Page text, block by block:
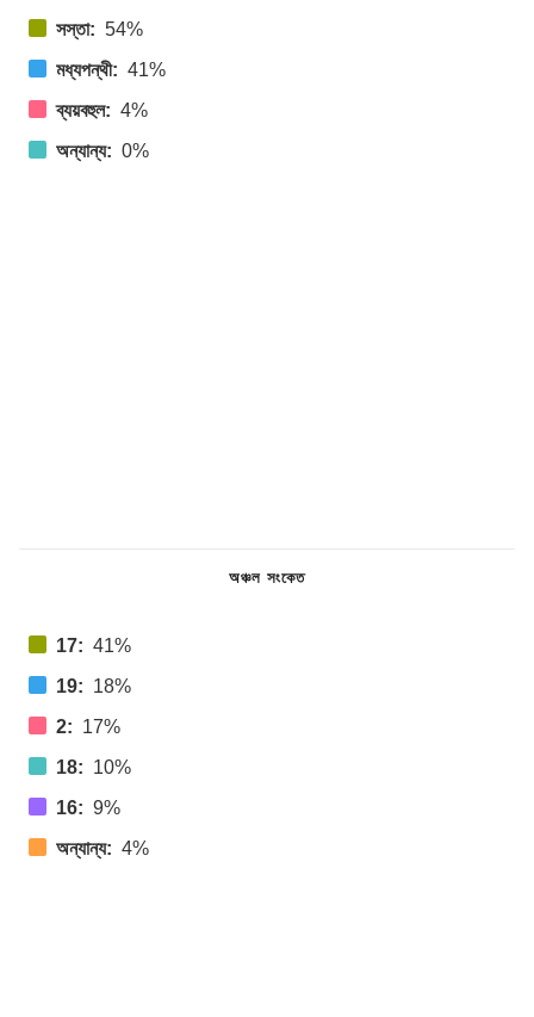
সস্তা: 54%
মধ্যপন্থী: 41%
ব্যয়বহুল: 4%
অন্যান্য: 0%
অঞ্চল সংকেত
17: 41%
19: 18%
2: 17%
18: 10%
16: 9%
অন্যান্য: 4%